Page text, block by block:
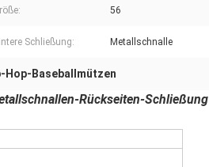
56
Schließung: Metallschnalle
Hop-Baseballmützen
Rückseiten-Schließung